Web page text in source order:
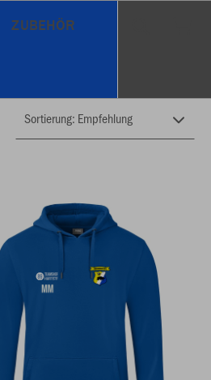
ZUBEHÖR